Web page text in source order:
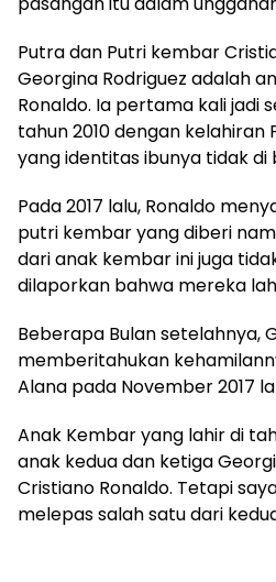
Putra dan Putri kembar
Georgina Rodriguez adalah
Ronaldo. Ia pertama kali jadi
tahun 2010 dengan kelahiran
yang identitas ibunya tidak di
Pada 2017 lalu, Ronaldo
putri kembar yang diberi
dari anak kembar ini juga
dilaporkan bahwa mereka
Beberapa Bulan setelahnya,
memberitahukan
Alana pada November 2017
Anak Kembar yang lahir di
anak kedua dan ketiga
Cristiano Ronaldo. Tetapi
melepas salah satu dari